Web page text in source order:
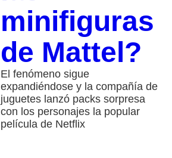
minifiguras
de Mattel?
El fenómeno sigue
expandiéndose y la compañía de
juguetes lanzó packs sorpresa
con los personajes la popular
película de Netflix